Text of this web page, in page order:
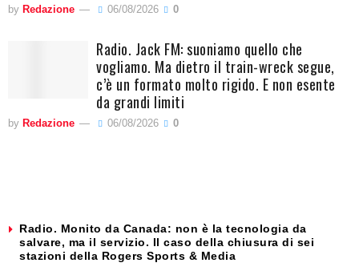
by Redazione 06/08/2026 0
Radio. Jack FM: suoniamo quello che
vogliamo. Ma dietro il train-wreck segue,
c’è un formato molto rigido. E non esente
da grandi limiti
by Redazione 06/08/2026 0
Radio. Monito da Canada: non è la tecnologia da
salvare, ma il servizio. Il caso della chiusura di sei
stazioni della Rogers Sports & Media